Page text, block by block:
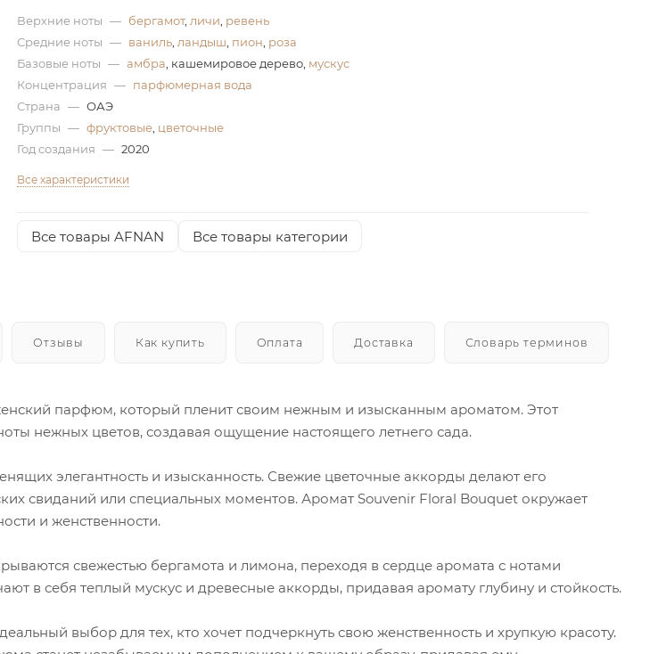
Верхние ноты — бергамот, личи ревень
Средние ноты — ваниль, ландыш пион роза
Базовые ноты — амбра , кашемировое дерево, мускус
Концентрация — парфюмерная вода
Страна — ОАЭ
Группы — фруктовые, цветочные
Год создания — 2020
Все характеристики
Все товары AFNAN Все товары категории
Отзывы Как купить Оплата Доставка Словарь терминов
парфюм, который пленит своим нежным и изысканным ароматом. Этот
нежных цветов, создавая ощущение настоящего летнего сада.
элегантность и изысканность. Свежие цветочные аккорды делают его
свиданий или специальных моментов. Аромат Souvenir Floral Bouquet окружает
и женственности.
свежестью бергамота и лимона, переходя в сердце аромата с нотами
в себя теплый мускус и древесные аккорды, придавая аромату глубину и стойкость.
выбор для тех, кто хочет подчеркнуть свою женственность и хрупкую красоту.